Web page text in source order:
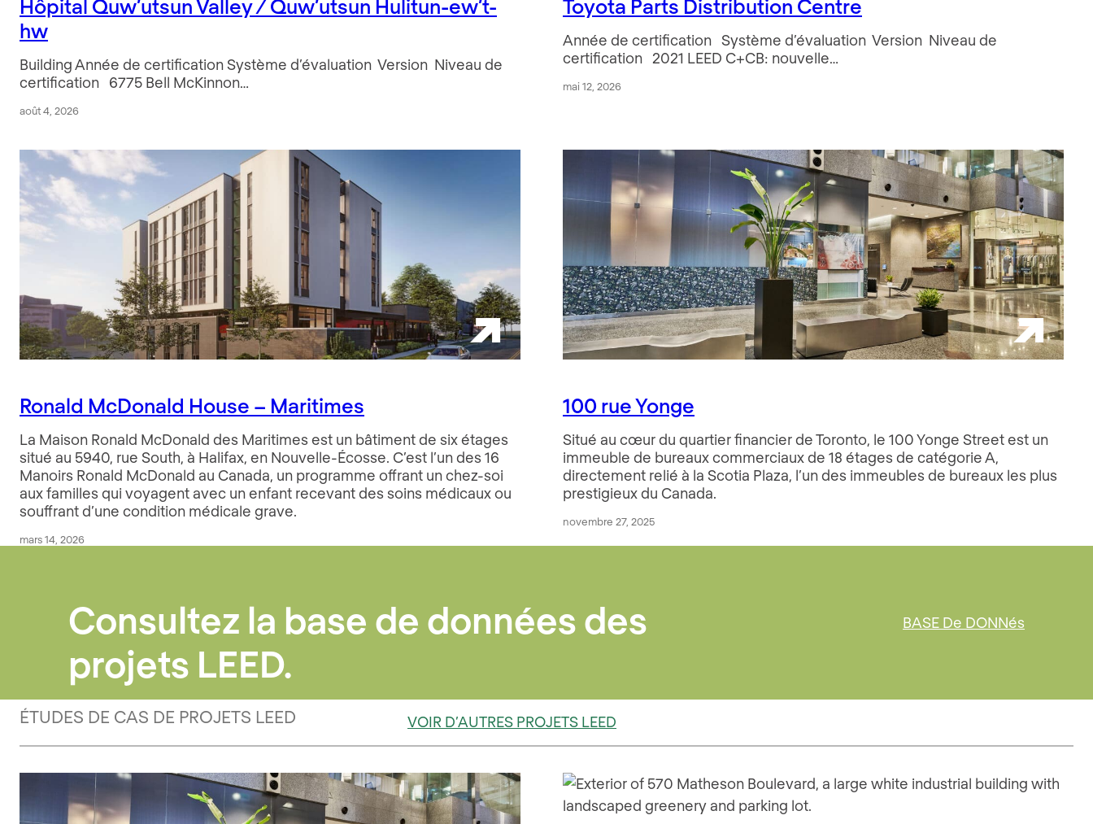
Hôpital Quw’utsun Valley / Quw’utsun Hulitun-ew’t-
hw
Building Année de certification Système d’évaluation Version Niveau de
certification 6775 Bell McKinnon…
août 4, 2026
Toyota Parts Distribution Centre
Année de certification Système d’évaluation Version Niveau de
certification 2021 LEED C+CB: nouvelle…
mai 12, 2026
Ronald McDonald House – Maritimes
La Maison Ronald McDonald des Maritimes est un bâtiment de six étages
situé au 5940, rue South, à Halifax, en Nouvelle-Écosse. C’est l’un des 16
Manoirs Ronald McDonald au Canada, un programme offrant un chez-soi
aux familles qui voyagent avec un enfant recevant des soins médicaux ou
souffrant d’une condition médicale grave.
mars 14, 2026
100 rue Yonge
Situé au cœur du quartier financier de Toronto, le 100 Yonge Street est un
immeuble de bureaux commerciaux de 18 étages de catégorie A,
directement relié à la Scotia Plaza, l’un des immeubles de bureaux les plus
prestigieux du Canada.
novembre 27, 2025
Consultez la base de données des
projets LEED.
BASE De DONNés
ÉTUDES DE CAS DE PROJETS LEED VOIR D’AUTRES PROJETS LEED